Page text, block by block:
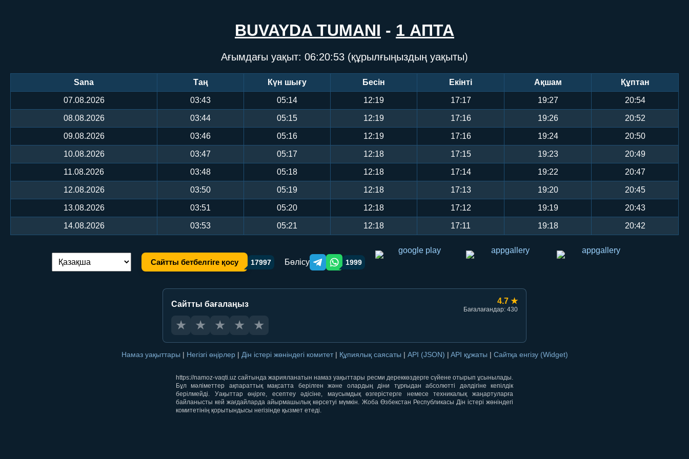
BUVAYDA TUMANI - 1 АПТА
Ағымдағы уақыт: 06:20:53 (құрылғыңыздың уақыты)
Sana Таң Күн шығу Бесін Екінті Ақшам Құптан
07.08.2026 03:43 05:14 12:19 17:17 19:27 20:54
08.08.2026 03:44 05:15 12:19 17:16 19:26 20:52
09.08.2026 03:46 05:16 12:19 17:16 19:24 20:50
10.08.2026 03:47 05:17 12:18 17:15 19:23 20:49
11.08.2026 03:48 05:18 12:18 17:14 19:22 20:47
12.08.2026 03:50 05:19 12:18 17:13 19:20 20:45
13.08.2026 03:51 05:20 12:18 17:12 19:19 20:43
14.08.2026 03:53 05:21 12:18 17:11 19:18 20:42
Тілді ауыстыру: Сайтты бетбелгіге қосу 17997 Бөлісу Telegram orqali ulashish
WhatsApp orqali ulashish
1999
Сайтты бағалаңыз 4.7 ★
Бағалағандар: 430
★ ★ ★ ★ ★
Намаз уақыттары | Негізгі өңірлер | Дін істері жөніндегі комитет | Құпиялық саясаты | API (JSON) | API құжаты | Сайтқа енгізу (Widget)
https://namoz-vaqti.uz сайтында жарияланатын намаз уақыттары ресми дереккөздерге сүйене отырып ұсынылады.
Бұл мәліметтер ақпараттық мақсатта берілген және олардың діни тұрғыдан абсолютті дәлдігіне кепілдік
берілмейді. Уақыттар өңірге, есептеу әдісіне, маусымдық өзгерістерге немесе техникалық жаңартуларға
байланысты кей жағдайларда айырмашылық көрсетуі мүмкін. Жоба Өзбекстан Республикасы Дін істері жөніндегі
комитетінің қорытындысы негізінде қызмет етеді.